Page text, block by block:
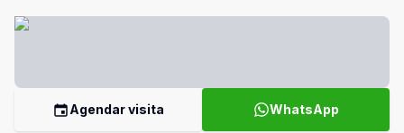
Agendar visita WhatsApp